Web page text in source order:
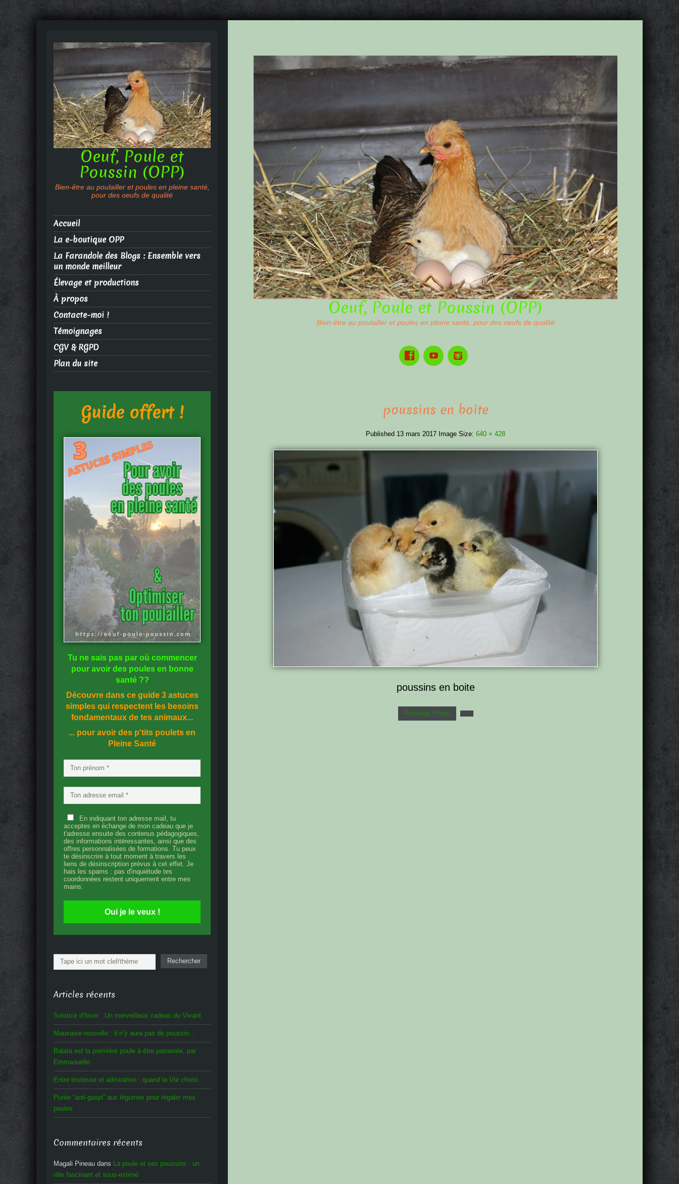
Oeuf, Poule et Poussin (OPP)
Bien-être au poulailler et poules en pleine santé, pour des oeufs de qualité
poussins en boite
Published 13 mars 2017 Image Size:640 × 428
poussins en boite
Previous Photo
Oeuf, Poule et
Poussin (OPP)
Bien-être au poulailler et poules en pleine santé,
pour des oeufs de qualité
Accueil
La e-boutique OPP
La Farandole des Blogs : Ensemble vers
un monde meilleur
Élevage et productions
À propos
Contacte-moi !
Témoignages
CGV & RGPD
Plan du site
Guide offert !
Tu ne sais pas par où commencer
pour avoir des poules en bonne
santé??
Découvre dans ce guide 3 astuces
simples qui respectent les besoins
fondamentaux de tes animaux...
... pour avoir des p'tits poulets en
Pleine Santé
En indiquant ton adresse mail, tu
acceptes en échange de mon cadeau que je
t'adresse ensuite des contenus pédagogiques,
des informations intéressantes, ainsi que des
offres personnalisées de formations. Tu peux
te désinscrire à tout moment à travers les
liens de désinscription prévus à cet effet. Je
hais les spams : pas d'inquiétude tes
coordonnées restent uniquement entre mes
mains.
Oui je le veux !
Rechercher Rechercher
Articles récents
Solstice d’hiver : Un merveilleux cadeau du Vivant
Mauvaise nouvelle : il n’y aura pas de poussin…
Balata est la première poule à être parrainée, par
Emmanuelle.
Entre tristesse et admiration : quand la Vie choisi.
Purée “anti-gaspi” aux légumes pour régaler mes
poules
Commentaires récents
Magali Pineau dans La poule et ses poussins : un
rôle fascinant et sous-estimé